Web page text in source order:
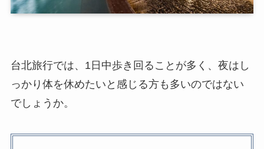
台北旅行では、1日中歩き回ることが多く、夜はし
っかり体を休めたいと感じる方も多いのではない
でしょうか。